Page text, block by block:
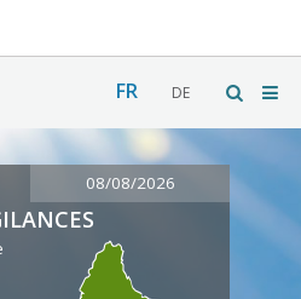
FR DE
08/08/2026